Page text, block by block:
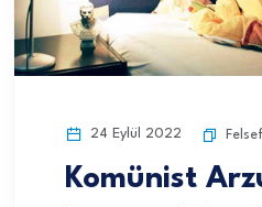
24 Eylül 2022
Komünist